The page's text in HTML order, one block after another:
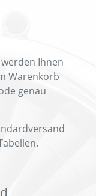
Ihnen
Warenkorb
genau